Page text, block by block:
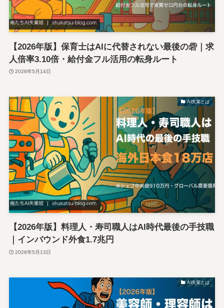
【2026年版】保育士はAIに代替されない最後の砦｜求
人倍率3.10倍・給付金フル活用の転身ルート
2026年5月14日
AI失業とは
【2026年版】料理人・寿司職人はAI時代最後の手技職
｜インバウンド外食1.7兆円
2026年5月13日
AI失業とは